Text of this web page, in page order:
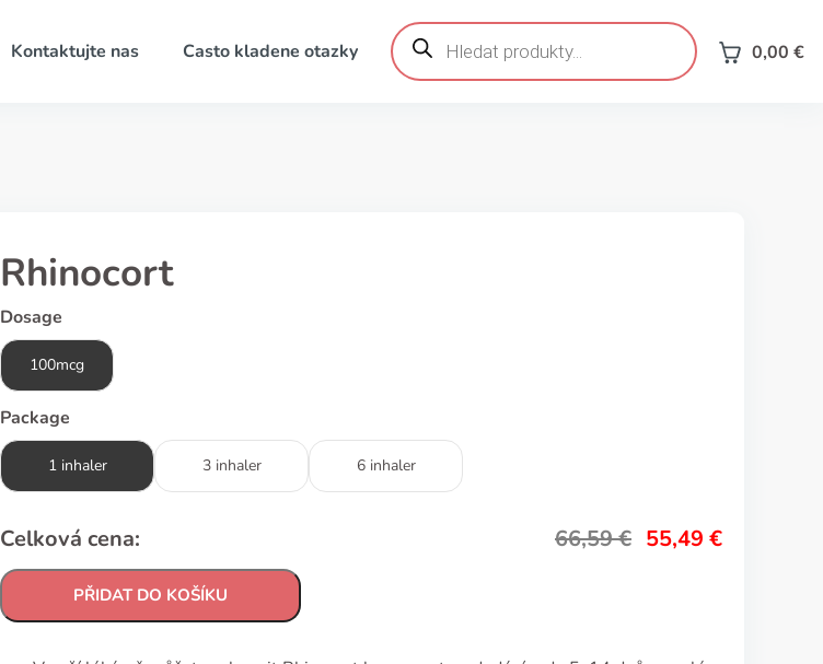
Kontaktujte nas Casto kladene otazky
Products
search 0,00 €
Rhinocort
Dosage
100mcg
Package
1 inhaler 3 inhaler 6 inhaler
Celková cena: 66,59€ 55,49 €
PŘIDAT DO KOŠÍKU